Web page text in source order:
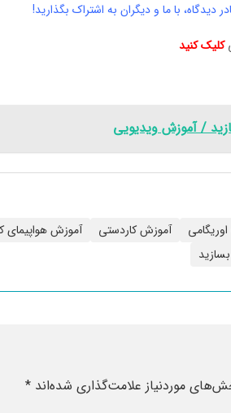
دیدگاه، با ما و دیگران به اشتراک بگذارید!
کلیک کنید
/ آموزش ویدیویی
آموزش کاردستی
آموزش هواپیمای
موردنیاز علامت‌گذاری شده‌اند*